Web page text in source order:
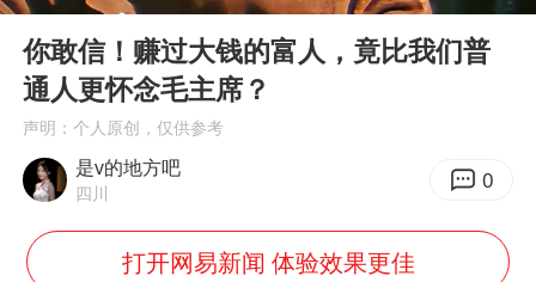
Play
你敢信！赚过大钱的富人，竟比我们普
通人更怀念毛主席？
声明：个人原创，仅供参考
是v的地方吧
四川 0
打开网易新闻 体验效果更佳